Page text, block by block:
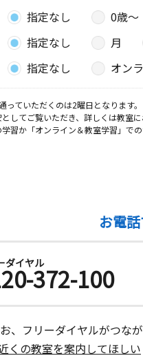
教室
木 金 土
日
－５ 吉川様方
丘１丁目教室
木 金 土
日
丁目教室
指定なし 0歳〜
指定なし 月
指定なし オン
ていただくのは2曜日となります。
してご覧いただき、詳しくは教室
習か「オンライン＆教室学習」で
お電
ダイヤル372-100
、フリーダイヤルがつな
くの教室を案内してほしい